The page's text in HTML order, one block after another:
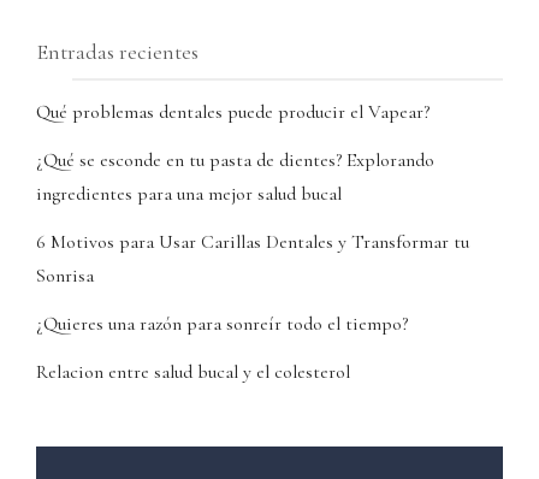
Entradas recientes
Qué problemas dentales puede producir el Vapear?
¿Qué se esconde en tu pasta de dientes? Explorando
ingredientes para una mejor salud bucal
6 Motivos para Usar Carillas Dentales y Transformar tu
Sonrisa
¿Quieres una razón para sonreír todo el tiempo?
Relacion entre salud bucal y el colesterol